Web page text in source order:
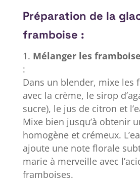
Préparation de la
framboise :
Mélanger les
:
Dans un blender, mixe les
avec la crème, le sirop
sucre), le jus de citron et
Mixe bien jusqu’à obtenir
homogène et crémeux.
ajoute une note florale
marie à merveille avec
framboises.